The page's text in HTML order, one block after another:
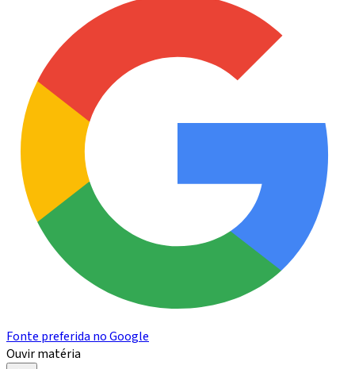
Fonte preferida no Google
Ouvir matéria